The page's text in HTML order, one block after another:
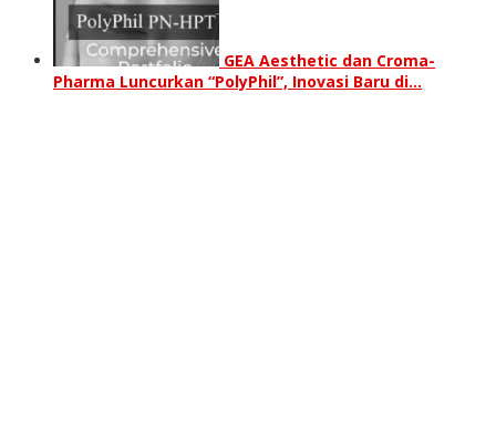
GEA Aesthetic dan Croma-
Pharma Luncurkan “PolyPhil”, Inovasi Baru di…